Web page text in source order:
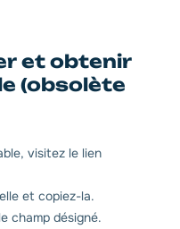
et obtenir
(obsolète
visitez le lien
et copiez-la.
champ désigné.